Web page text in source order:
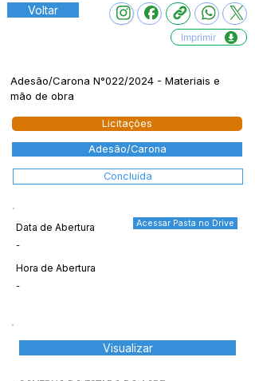
Voltar
Imprimir
Adesão/Carona N°022/2024 - Materiais e
mão de obra
Licitações
Adesão/Carona
Concluída
Data de Abertura Acessar Pasta no Drive
-
Hora de Abertura
-
Visualizar